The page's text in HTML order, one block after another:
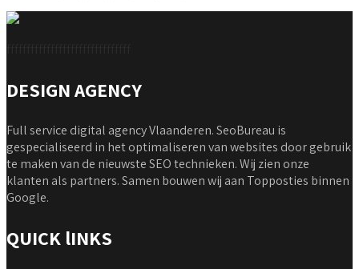
DESIGN AGENCY
Full service digital agency Vlaanderen. SeoBureau is
gespecialiseerd in het optimaliseren van websites door gebruik
te maken van de nieuwste SEO technieken. Wij zien onze
klanten als partners. Samen bouwen wij aan Topposties binnen
Google.
QUICK lINKS